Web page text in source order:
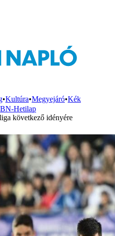
•Kultúra•Megyejáró•Kék
BN-Hetilap
következő idényére